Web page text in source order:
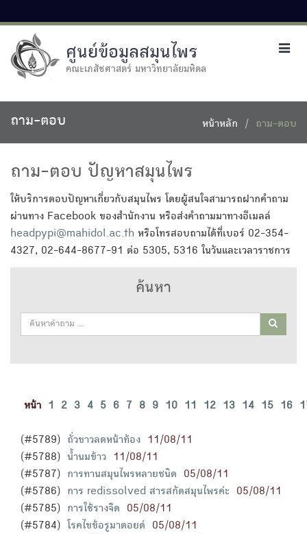
ศูนย์ข้อมูลสมุนไพร
คณะเภสัชศาสตร์ มหาวิทยาลัยมหิดล
ถาม-ตอบ หน้าหลัก ถาม-ตอบ
ถาม-ตอบ ปัญหาสมุนไพร
ให้บริการตอบปัญหาเกี่ยวกับสมุนไพร โดยผู้สนใจสามารถฝากคำถาม
ผ่านทาง Facebook ของสำนักงาน หรือส่งคำถามมาทางอีเมลล์
headpypi@mahidol.ac.th หรือโทรสอบถามได้ที่เบอร์ 02-354-
4327, 02-644-8677-91 ต่อ 5305, 5316 ในวันและเวลาราชการ
ค้นหา
หน้า 1 2 3 4 5 6 7 8 9 10 11 12 13 14 15 16
(#5789) ถั่วขาวลดหน้าท้อง
11/08/11
(#5788)
น้ำนมข้าว
11/08/11
(#5787)
การทานสมุนไพรหลายชนิด
05/08/11
(#5786)
การ redissolved สารสกัดสมุนไพรค่ะ
05/08/11
(#5785)
การใช้รางจืด
05/08/11
(#5784)
โรคไขข้อรูมาตอยด์
05/08/11